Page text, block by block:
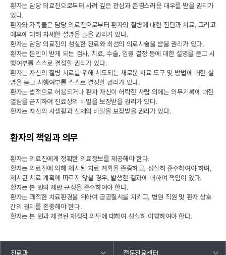
환자는 담당 의료진으로부터 사려 깊은 관심과 존경스러운 대우를 받을 권리가
있다.
환자와 가족들은 담당 의료진으로부터 환자의 질병에 대한 진단과 치료, 그리고
예후에 대해 자세한 설명을 들을 권리가 있다.
환자는 담당 의료진의 성실한 진료와 최선의 의료시술을 받을 권리가 있다.
환자는 본인이 받게 되는 검사, 치료, 수술, 입원 결정 등에 대한 설명을 듣고 시
행여부를 스스로 결정할 권리가 있다.
환자는 자신의 질병 치료를 위해 시도되는 새로운 치료 도구 및 방법에 대한 설
명을 듣고 시행여부를 스스로 결정할 권리가 있다.
환자는 법적으로 허용되거나 환자 자신이 허락한 사람 외에는 의무기록에 대한
열람을 금지하여 진료상의 비밀을 보장받을 권리가 있다.
환자는 자신의 사생활과 신체의 비밀을 보장받을 권리가 있다.
환자의 책임과 의무
환자는 의료진에게 정확한 의료정보를 제공해야 한다.
환자는 의료진에 의해 제시된 치료 계획을 존중하고, 성실히 준수하여야 하며,
제시된 치료 계획에 따르지 않을 경우, 발생한 결과에 대하여 책임이 있다.
환자는 본 원의 제반 규정을 준수하여야 한다.
환자는 쾌적한 치료환경을 위하여 공공질서를 지키고, 병원 직원 및 환자 상호
간의 권리를 존중해야 한다.
환자는 본 원과 체결된 재정적 의무에 대하여 성실히 이행하여야 한다.
진료과 전문진료센터